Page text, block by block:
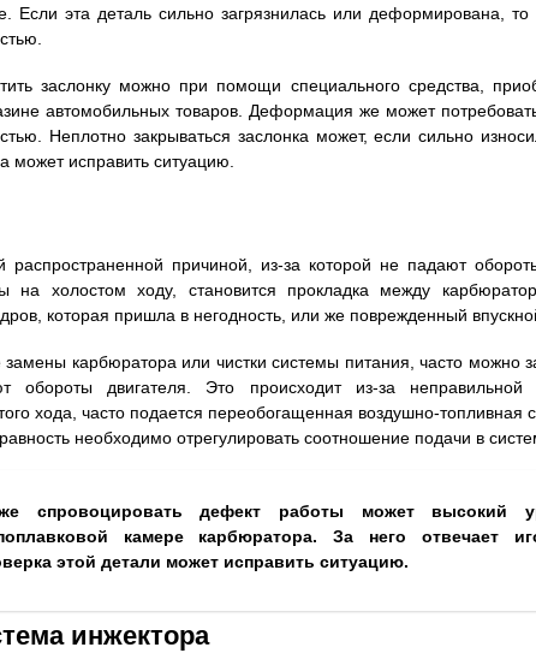
Если эта деталь сильно загрязнилась или деформирована, то
заслонку можно при помощи специального средства,
автомобильных товаров. Деформация же может
Неплотно закрываться заслонка может, если сильно
может исправить ситуацию.
распространенной причиной, из-за которой не падают
на холостом ходу, становится прокладка между
которая пришла в негодность, или же поврежденный
замены карбюратора или чистки системы питания, часто можно
обороты двигателя. Это происходит из-за неправильной
хода, часто подается переобогащенная воздушно-топливная
необходимо отрегулировать соотношение подачи в
спровоцировать дефект работы может высокий
камере карбюратора. За него отвечает
этой детали может исправить ситуацию.
инжектора